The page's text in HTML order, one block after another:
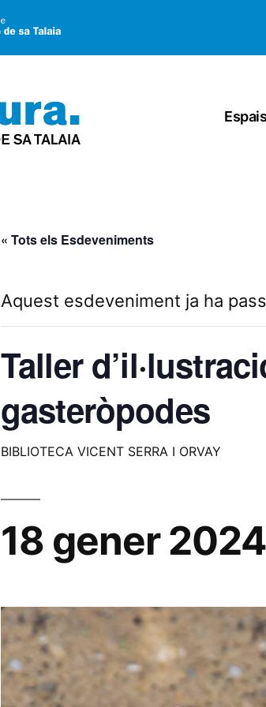
Espais
« Tots els Esdeveniments
Aquest esdeveniment ja ha
Taller
gasteròpodes
BIBLIOTECA VICENT SERRA I ORVAY
18 gener